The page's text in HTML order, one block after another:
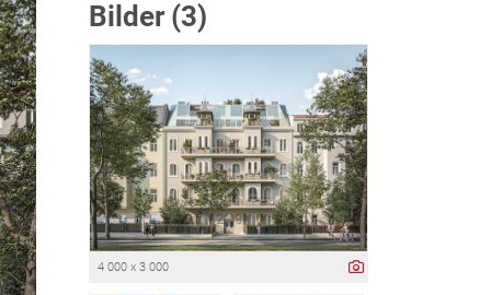
Bilder (3)
4 000 x 3 000